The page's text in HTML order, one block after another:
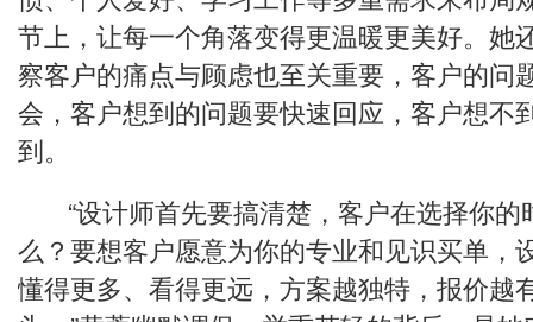
节上，让每一个角落变得更温暖更美好。她
察客户的痛点与顾虑也至关重要，客户的问
会，客户想到的问题要快速回应，客户想不
到。
“设计师首先要搞清楚，客户在选择你的
么？要想客户愿意为你的专业和见识买单，
懂得更多、看得更远，方案越独特，报价越